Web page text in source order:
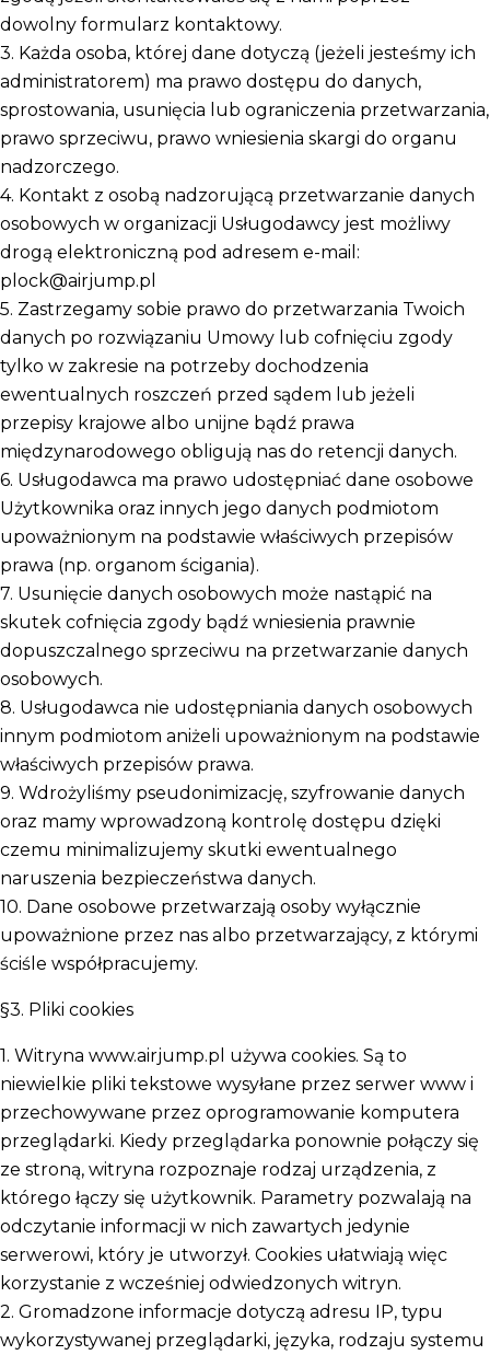
dowolny formularz kontaktowy.
3. Każda osoba, której dane dotyczą (jeżeli jesteśmy ich
administratorem) ma prawo dostępu do danych,
sprostowania, usunięcia lub ograniczenia przetwarzania,
prawo sprzeciwu, prawo wniesienia skargi do organu
nadzorczego.
4. Kontakt z osobą nadzorującą przetwarzanie danych
osobowych w organizacji Usługodawcy jest możliwy
drogą elektroniczną pod adresem e-mail:
plock@airjump.pl
5. Zastrzegamy sobie prawo do przetwarzania Twoich
danych po rozwiązaniu Umowy lub cofnięciu zgody
tylko w zakresie na potrzeby dochodzenia
ewentualnych roszczeń przed sądem lub jeżeli
przepisy krajowe albo unijne bądź prawa
międzynarodowego obligują nas do retencji danych.
6. Usługodawca ma prawo udostępniać dane osobowe
Użytkownika oraz innych jego danych podmiotom
upoważnionym na podstawie właściwych przepisów
prawa (np. organom ścigania).
7. Usunięcie danych osobowych może nastąpić na
skutek cofnięcia zgody bądź wniesienia prawnie
dopuszczalnego sprzeciwu na przetwarzanie danych
osobowych.
8. Usługodawca nie udostępniania danych osobowych
innym podmiotom aniżeli upoważnionym na podstawie
właściwych przepisów prawa.
9. Wdrożyliśmy pseudonimizację, szyfrowanie danych
oraz mamy wprowadzoną kontrolę dostępu dzięki
czemu minimalizujemy skutki ewentualnego
naruszenia bezpieczeństwa danych.
10. Dane osobowe przetwarzają osoby wyłącznie
upoważnione przez nas albo przetwarzający, z którymi
ściśle współpracujemy.
§3. Pliki cookies
1. Witryna www.airjump.pl używa cookies. Są to
niewielkie pliki tekstowe wysyłane przez serwer www i
przechowywane przez oprogramowanie komputera
przeglądarki. Kiedy przeglądarka ponownie połączy się
ze stroną, witryna rozpoznaje rodzaj urządzenia, z
którego łączy się użytkownik. Parametry pozwalają na
odczytanie informacji w nich zawartych jedynie
serwerowi, który je utworzył. Cookies ułatwiają więc
korzystanie z wcześniej odwiedzonych witryn.
2. Gromadzone informacje dotyczą adresu IP, typu
wykorzystywanej przeglądarki, języka, rodzaju systemu